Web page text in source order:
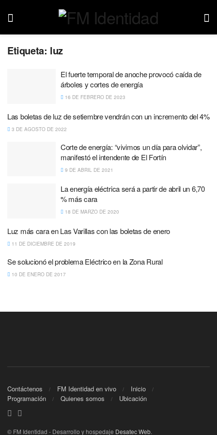
Etiqueta: luz
El fuerte temporal de anoche provocó caída de
árboles y cortes de energía
16 DE FEBRERO DE 2023
Las boletas de luz de setiembre vendrán con un incremento del 4%
3 DE AGOSTO DE 2022
Corte de energía: “vivimos un día para olvidar”,
manifestó el intendente de El Fortín
9 DE ABRIL DE 2021
La energía eléctrica será a partir de abril un 6,70
% más cara
18 DE MARZO DE 2020
Luz más cara en Las Varillas con las boletas de enero
11 DE DICIEMBRE DE 2019
Se solucionó el problema Eléctrico en la Zona Rural
10 DE ENERO DE 2017
Contáctenos FM Identidad en vivo
Inicio
Programación
Quienes somos Ubicación
© FM Identidad - Desarrollo y hospedaje Desatec Web.